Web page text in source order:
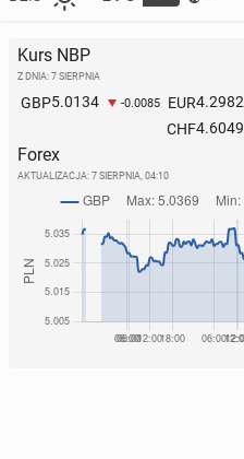
Kurs NBP
Z DNIA: 7 SIERPNIA
GBP5.0134 -0.0085 EUR4.2982
CHF4.6049
Forex
AKTUALIZACJA: 7 SIERPNIA, 04:10